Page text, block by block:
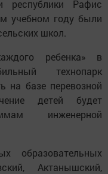
республики Рафис
учебном году были
школ.
ребенка» в
технопарк
на базе перевозной
детей будет
инженерной
образовательных
Актанышский,